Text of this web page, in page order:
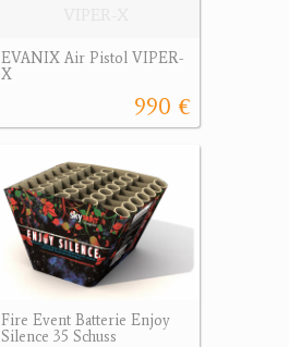
EVANIX Air Pistol VIPER-
X
990 €
Fire Event Batterie Enjoy
Silence 35 Schuss